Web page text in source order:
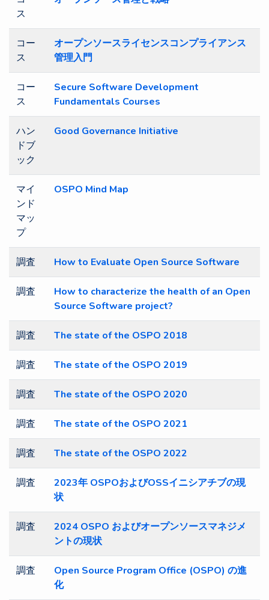
ス
コー
ス
オープンソースライセンスコンプライアンス
管理入門
コー
ス
Secure Software Development
Fundamentals Courses
ハン
ドブ
ック
Good Governance Initiative
マイ
ンド
マッ
プ
OSPO Mind Map
調査 How to Evaluate Open Source Software
調査
How to characterize the health of an Open
Source Software project?
調査 The state of the OSPO 2018
調査 The state of the OSPO 2019
調査 The state of the OSPO 2020
調査 The state of the OSPO 2021
調査 The state of the OSPO 2022
調査
2023年 OSPOおよびOSSイニシアチブの現
状
調査
2024 OSPO およびオープンソースマネジメ
ントの現状
調査
Open Source Program Office (OSPO) の進
化